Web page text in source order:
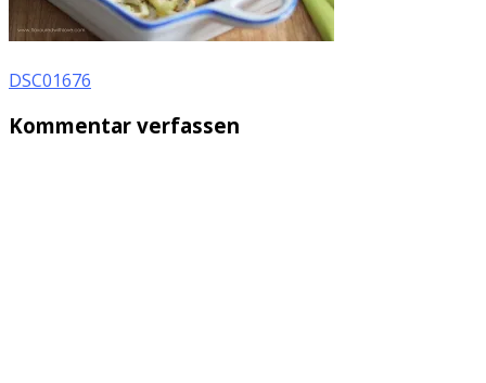
DSC01676
Kommentar verfassen